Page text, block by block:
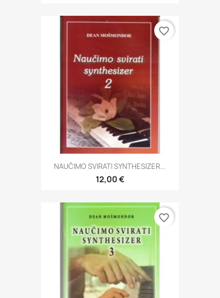
NAUČIMO SVIRATI SYNTHESIZER...
12,00 €
favorite_border
favorite_border